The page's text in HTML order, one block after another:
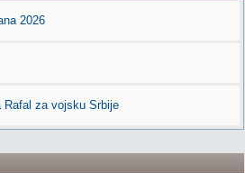
2026
Rafal za vojsku Srbije